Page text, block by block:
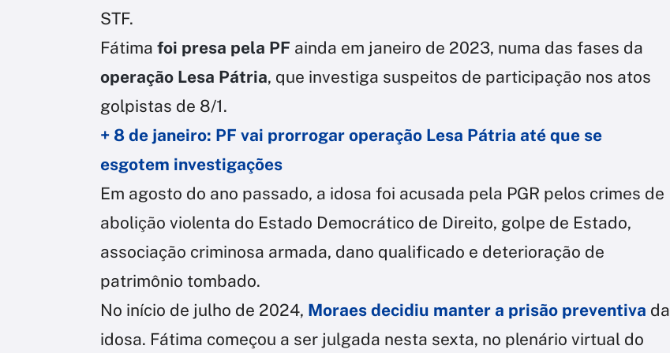
STF.
Fátima foi presa pela PF ainda em janeiro de 2023, numa das fases da
operação Lesa Pátria, que investiga suspeitos de participação nos atos
golpistas de 8/1.
+ 8 de janeiro: PF vai prorrogar operação Lesa Pátria até que se
esgotem investigações
Em agosto do ano passado, a idosa foi acusada pela PGR pelos crimes de
abolição violenta do Estado Democrático de Direito, golpe de Estado,
associação criminosa armada, dano qualificado e deterioração de
patrimônio tombado.
No início de julho de 2024, Moraes decidiu manter a prisão preventiva da
idosa. Fátima começou a ser julgada nesta sexta, no plenário virtual do